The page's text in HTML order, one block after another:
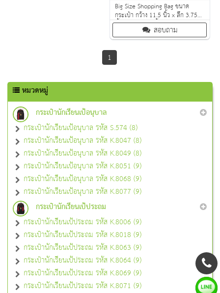
Big Size Shopping Bag ขนาด
กระเป๋า กว้าง 11.5 นิ้ว x ลึก 3.75
นิ้ว x สูง 13.25 นิ้ว ผลิตจากวัตถุดิบ
เกรด A ฝีมือการเย็บดี ดูแลทุกขั้นตอน
QC งาน 100% ผลิตขั้นต่ำ 100 ใบ
สอบถาม
1
หมวดหมู่
กระเป๋านักเรียนเป้อนุบาล
กระเป๋านักเรียนเป้อนุบาล รหัส S.574 (8)
กระเป๋านักเรียนเป้อนุบาล รหัส K.8047 (8)
กระเป๋านักเรียนเป้อนุบาล รหัส K.8049 (8)
กระเป๋านักเรียนเป้อนุบาล รหัส K.8051 (9)
กระเป๋านักเรียนเป้อนุบาล รหัส K.8068 (9)
กระเป๋านักเรียนเป้อนุบาล รหัส K.8077 (9)
กระเป๋านักเรียนเป้ประถม
กระเป๋านักเรียนเป้ประถม รหัส K.8006 (9)
กระเป๋านักเรียนเป้ประถม รหัส K.8018 (9)
กระเป๋านักเรียนเป้ประถม รหัส K.8063 (9)
กระเป๋านักเรียนเป้ประถม รหัส K.8064 (9)
กระเป๋านักเรียนเป้ประถม รหัส K.8069 (9)
กระเป๋านักเรียนเป้ประถม รหัส K.8071 (9)